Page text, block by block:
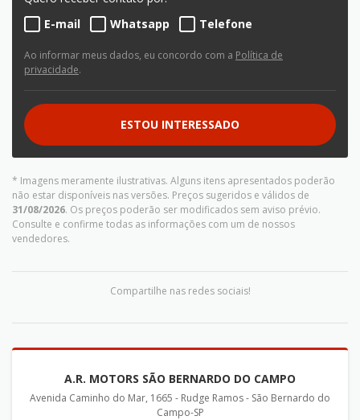
E-mail
Whatsapp Telefone
Ao informar meus dados, eu concordo com a Política de
privacidade.
ESTOU INTERESSADO
* Imagens meramente ilustrativas. Alguns itens apresentados poderão
não estar disponíveis nas versões. Preços sugeridos e válidos de
31/08/2026. Os preços poderão ser modificados sem aviso prévio.
Consulte e confirme todas as informações com um de nossos
vendedores.
Compartilhe nas redes sociais!
A.R. MOTORS SÃO BERNARDO DO CAMPO
Avenida Caminho do Mar, 1665 - Rudge Ramos - São Bernardo do
Campo-SP